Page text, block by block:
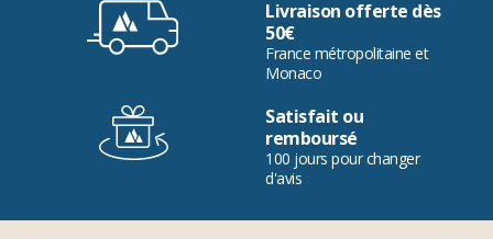
Livraison offerte dès
50€
France métropolitaine et
Monaco
Satisfait ou
remboursé
100 jours pour changer
d'avis